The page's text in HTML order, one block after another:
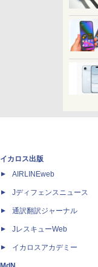
イカロス出版
AIRLINEweb
Jディフェンスニュース
通訳翻訳ジャーナル
JレスキューWeb
イカロスアカデミー